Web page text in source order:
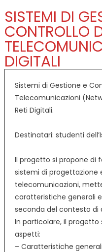
SISTEMI DI
CONTROLLO
DIGITALI
Sistemi di Gestione e
Telecomunicazioni
Reti Digitali.
Destinatari: studenti
Il progetto si propone di
sistemi di progettazione
telecomunicazioni,
caratteristiche generali
seconda del contesto di
In particolare, il
aspetti:
– Caratteristiche